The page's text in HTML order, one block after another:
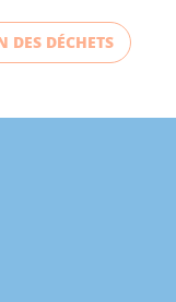
DES DÉCHETS